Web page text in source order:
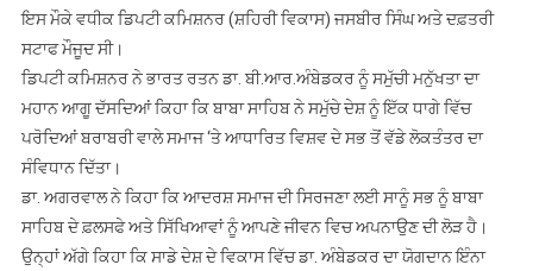
ਡਿਪਟੀ
ਕਮਿਸ਼ਨਰ*
ਇਸ ਮੌਕੇ ਵਧੀਕ ਡਿਪਟੀ ਕਮਿਸ਼ਨਰ (ਸ਼ਹਿਰੀ ਵਿਕਾਸ) ਜਸਬੀਰ ਸਿੰਘ ਅਤੇ ਦਫ਼ਤਰੀ
ਸਟਾਫ ਮੌਜੂਦ ਸੀ।
ਡਿਪਟੀ ਕਮਿਸ਼ਨਰ ਨੇ ਭਾਰਤ ਰਤਨ ਡਾ. ਬੀ.ਆਰ.ਅੰਬੇਡਕਰ ਨੂੰ ਸਮੁੱਚੀ ਮਨੁੱਖਤਾ ਦਾ
ਮਹਾਨ ਆਗੂ ਦੱਸਦਿਆਂ ਕਿਹਾ ਕਿ ਬਾਬਾ ਸਾਹਿਬ ਨੇ ਸਮੁੱਚੇ ਦੇਸ਼ ਨੂੰ ਇੱਕ ਧਾਗੇ ਵਿੱਚ
ਪਰੋਦਿਆਂ ਬਰਾਬਰੀ ਵਾਲੇ ਸਮਾਜ ‘ਤੇ ਆਧਾਰਿਤ ਵਿਸ਼ਵ ਦੇ ਸਭ ਤੋਂ ਵੱਡੇ ਲੋਕਤੰਤਰ ਦਾ
ਸੰਵਿਧਾਨ ਦਿੱਤਾ।
ਡਾ. ਅਗਰਵਾਲ ਨੇ ਕਿਹਾ ਕਿ ਆਦਰਸ਼ ਸਮਾਜ ਦੀ ਸਿਰਜਣਾ ਲਈ ਸਾਨੂੰ ਸਭ ਨੂੰ ਬਾਬਾ
ਸਾਹਿਬ ਦੇ ਫ਼ਲਸਫੇ ਅਤੇ ਸਿੱਖਿਆਵਾਂ ਨੂੰ ਆਪਣੇ ਜੀਵਨ ਵਿਚ ਅਪਨਾਉਣ ਦੀ ਲੋੜ ਹੈ।
ਉਨ੍ਹਾਂ ਅੱਗੇ ਕਿਹਾ ਕਿ ਸਾਡੇ ਦੇਸ਼ ਦੇ ਵਿਕਾਸ ਵਿੱਚ ਡਾ. ਅੰਬੇਡਕਰ ਦਾ ਯੋਗਦਾਨ ਇੰਨਾ